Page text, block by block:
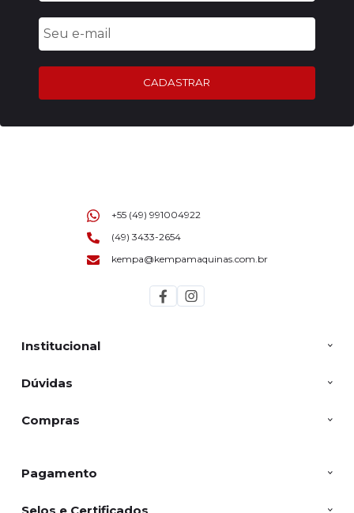
CADASTRAR
Institucional
Dúvidas
Compras
+55 (49) 991004922
(49) 3433-2654
kempa@kempamaquinas.com.br
Pagamento
Selos e Certificados